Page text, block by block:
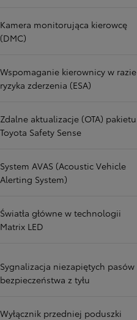
Kamera monitorująca kierowcę
(DMC)
Wspomaganie kierownicy w razie
ryzyka zderzenia (ESA)
Zdalne aktualizacje (OTA) pakietu
Toyota Safety Sense
System AVAS (Acoustic Vehicle
Alerting System)
Światła główne w technologii
Matrix LED
Sygnalizacja niezapiętych pasów
bezpieczeństwa z tyłu
Wyłącznik przedniej poduszki